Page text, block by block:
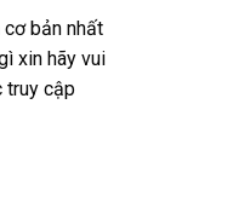
cơ bản nhất
xin hãy vui
truy cập
số lượng